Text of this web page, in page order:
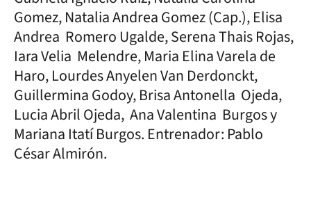
Gomez, Natalia Andrea Gomez (Cap.), Elisa
Andrea Romero Ugalde, Serena Thais Rojas,
Iara Velia Melendre, Maria Elina Varela de
Haro, Lourdes Anyelen Van Derdonckt,
Guillermina Godoy, Brisa Antonella Ojeda,
Lucia Abril Ojeda, Ana Valentina Burgos y
Mariana Itatí Burgos. Entrenador: Pablo
César Almirón.